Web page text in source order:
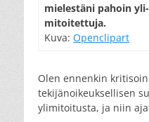
mielestäni pahoin yli-
mitoitettuja.
Kuva: Openclipart
Olen ennenkin
tekijänoikeuksellisen
ylimitoitusta, ja niin